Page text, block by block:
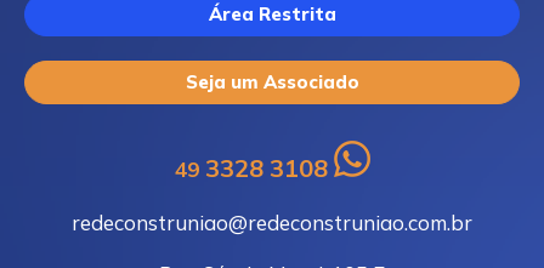
Área Restrita
Seja um Associado
49 3328 3108
redeconstruniao@redeconstruniao.com.br